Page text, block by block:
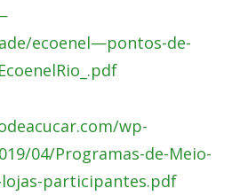
ecoenel—pontos-de-
wp-
04/Programas-de-Meio-
participantes.pdf